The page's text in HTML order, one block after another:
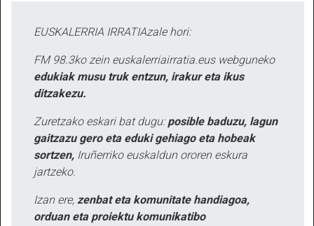
EUSKALERRIA IRRATIAzale hori:
FM 98.3ko zein euskalerriairratia.eus webguneko
edukiak musu truk entzun, irakur eta ikus
ditzakezu.
Zuretzako eskari bat dugu: posible baduzu, lagun
gaitzazu gero eta eduki gehiago eta hobeak
sortzen, Iruñerriko euskaldun ororen eskura
jartzeko.
Izan ere, zenbat eta komunitate handiagoa,
orduan eta proiektu komunikatibo